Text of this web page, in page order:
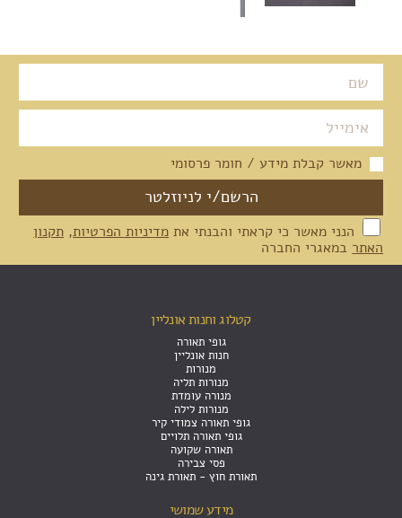
מאשר קבלת מידע / חומר פרסומי
הנני מאשר כי קראתי והבנתי את מדיניות הפרטיות, תקנון
האתר במאגרי החברה
קטלוג וחנות אונליין
גופי תאורה
חנות אונליין
מנורות
מנורות תליה
מנורה עומדת
מנורות לילה
גופי תאורה צמודי קיר
גופי תאורה תלויים
תאורה שקועה
פסי צבירה
תאורת חוץ - תאורת גינה
מידע שמושי